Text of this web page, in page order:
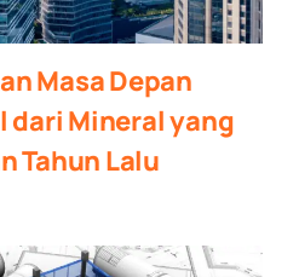
Masa Depan
dari Mineral yang
Tahun Lalu